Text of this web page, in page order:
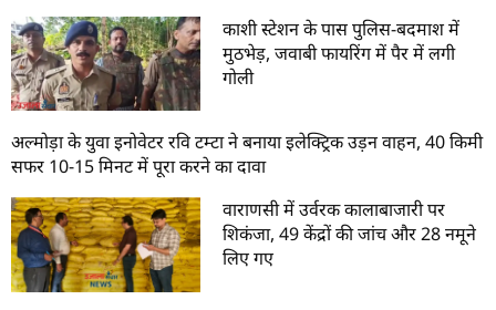
काशी स्टेशन के पास पुलिस-बदमाश में
मुठभेड़, जवाबी फायरिंग में पैर में लगी
गोली
अल्मोड़ा के युवा इनोवेटर रवि टम्टा ने बनाया इलेक्ट्रिक उड़न वाहन, 40 किमी
सफर 10-15 मिनट में पूरा करने का दावा
वाराणसी में उर्वरक कालाबाजारी पर
शिकंजा, 49 केंद्रों की जांच और 28 नमूने
लिए गए